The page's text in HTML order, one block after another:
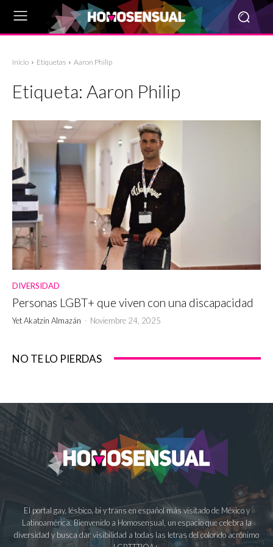
Inicio Etiquetas Aaron Philip
Etiqueta: Aaron Philip
DIVERSIDAD
Personas LGBT+ que viven con una discapacidad
Yet Akatzin Almazán - Noviembre 24, 2025
NO TE LO PIERDAS
El portal gay, lésbico, bi y trans en español más visitado de México y
Latinoamérica. Bienvenido a Homosensual, un espacio que celebra la
diversidad y busca dar visibilidad a todas las letras del colorido acrónimo